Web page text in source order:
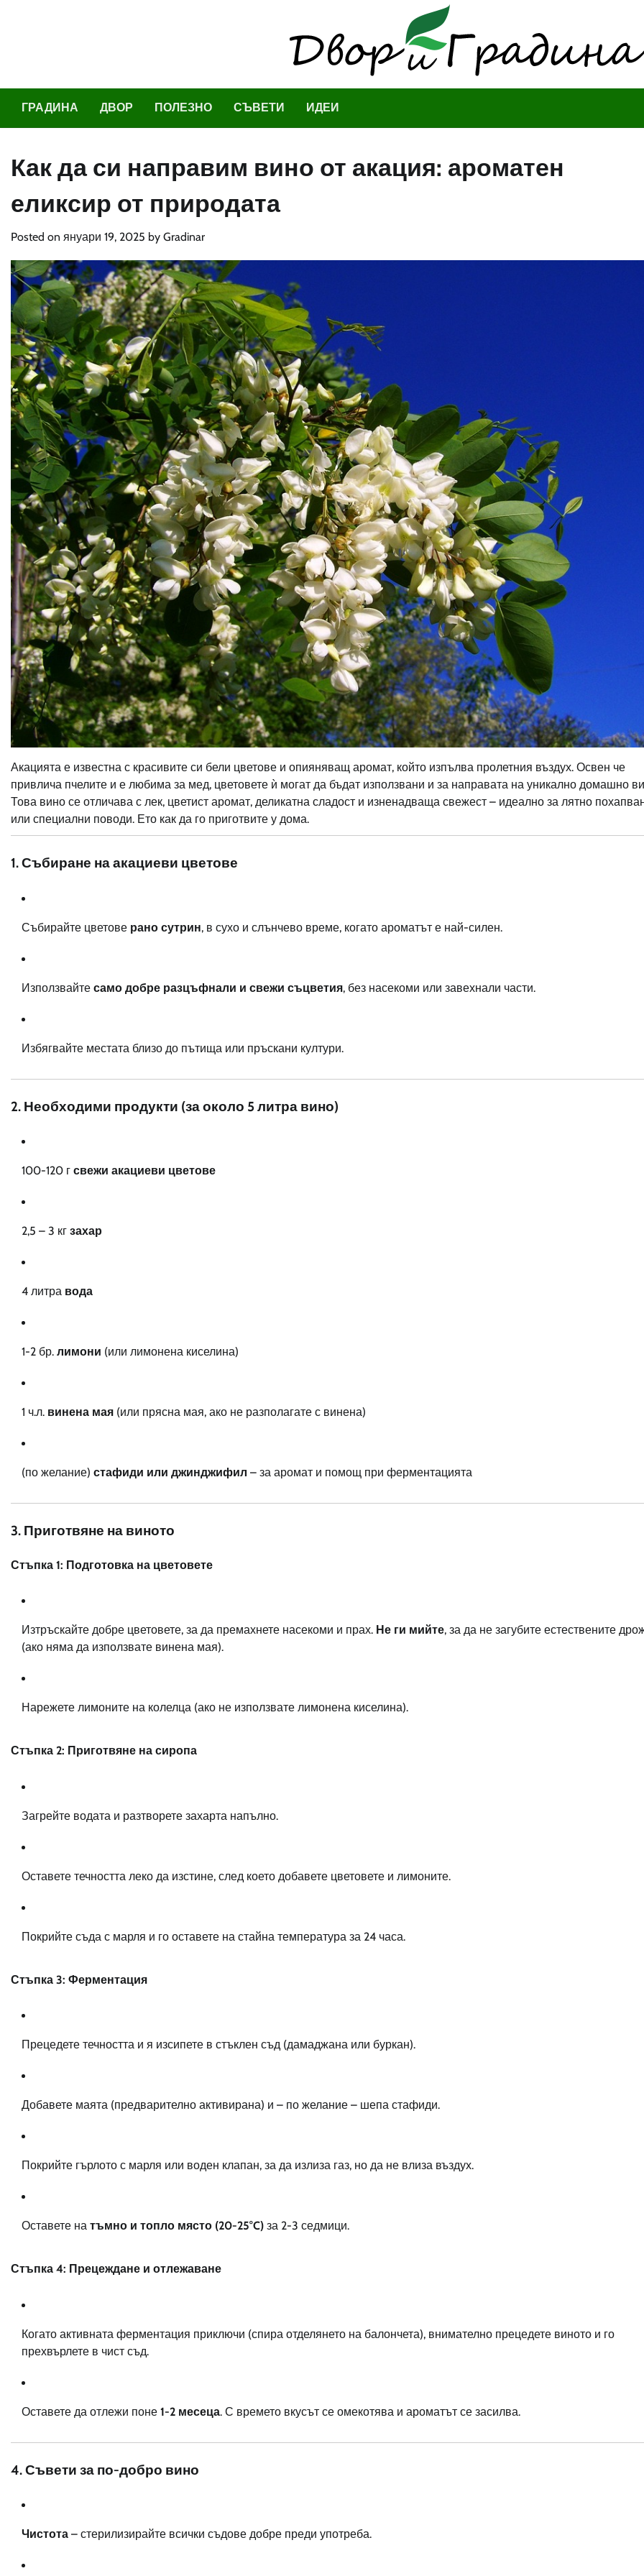
ГРАДИНА ДВОР ПОЛЕЗНО СЪВЕТИ ИДЕИ
Как да си направим вино от акация: ароматен
еликсир от природата
Posted on януари 19, 2025 by Gradinar
Акацията е известна с красивите си бели цветове и опияняващ аромат, който изпълва пролетния въздух. Освен че
привлича пчелите и е любима за мед, цветовете ѝ могат да бъдат използвани и за направата на уникално домашно
Това вино се отличава с лек, цветист аромат, деликатна сладост и изненадваща свежест – идеално за лятно
или специални поводи. Ето как да го приготвите у дома.
1. Събиране на акациеви цветове
Събирайте цветове рано сутрин, в сухо и слънчево време, когато ароматът е най-силен.
Използвайте само добре разцъфнали и свежи съцветия, без насекоми или завехнали части.
Избягвайте местата близо до пътища или пръскани култури.
2. Необходими продукти (за около 5 литра вино)
100-120 г свежи акациеви цветове
2,5 – 3 кг захар
4 литра вода
1-2 бр. лимони (или лимонена киселина)
1 ч.л. винена мая (или прясна мая, ако не разполагате с винена)
(по желание) стафиди или джинджифил – за аромат и помощ при ферментацията
3. Приготвяне на виното
Стъпка 1: Подготовка на цветовете
Изтръскайте добре цветовете, за да премахнете насекоми и прах. Не ги мийте, за да не загубите естествените
(ако няма да използвате винена мая).
Нарежете лимоните на колелца (ако не използвате лимонена киселина).
Стъпка 2: Приготвяне на сиропа
Загрейте водата и разтворете захарта напълно.
Оставете течността леко да изстине, след което добавете цветовете и лимоните.
Покрийте съда с марля и го оставете на стайна температура за 24 часа.
Стъпка 3: Ферментация
Прецедете течността и я изсипете в стъклен съд (дамаджана или буркан).
Добавете маята (предварително активирана) и – по желание – шепа стафиди.
Покрийте гърлото с марля или воден клапан, за да излиза газ, но да не влиза въздух.
Оставете на тъмно и топло място (20-25°C) за 2-3 седмици.
Стъпка 4: Прецеждане и отлежаване
Когато активната ферментация приключи (спира отделянето на балончета), внимателно прецедете виното и го
прехвърлете в чист съд.
Оставете да отлежи поне 1-2 месеца. С времето вкусът се омекотява и ароматът се засилва.
4. Съвети за по-добро вино
Чистота – стерилизирайте всички съдове добре преди употреба.